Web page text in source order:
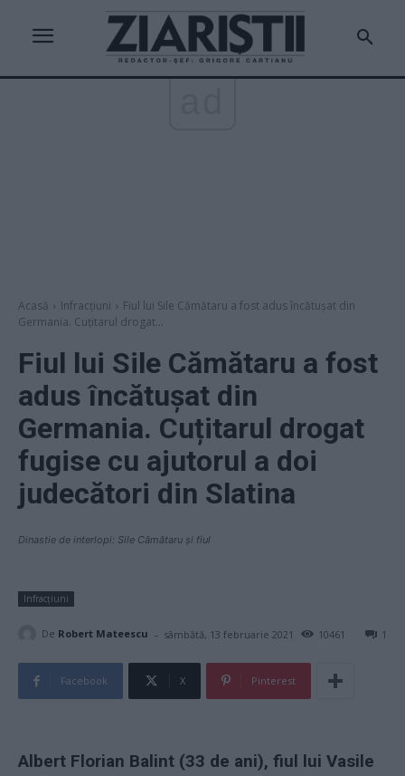
Acasă Infracțiuni
Fiul lui Sile Cămătaru a fost adus încătușat din
Germania. Cuțitarul drogat...
Fiul lui Sile Cămătaru a fost
adus încătușat din
Germania. Cuțitarul drogat
fugise cu ajutorul a doi
judecători din Slatina
Dinastie de interlopi: Sile Cămătaru și fiul
Infracțiuni
De Robert Mateescu - sâmbătă, 13 februarie 2021 1
10461
Facebook X Pinterest
Albert Florian Balint (33 de ani), fiul lui Vasile